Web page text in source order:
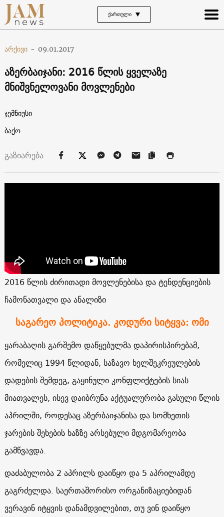
ᲥᲐᲠᲗᲣᲚᲘ
არქივი - 09.01.2017
აზერბაიჯანი: 2016 წლის ყველაზე
მნიშვნელოვანი მოვლენები
ჯემნიუსი
ბაქო
გაზიარება
2016 წლის ძირითადი მოვლენებისა და ტენდენციების
ჩამონათვალი და ანალიზი
საგარეო პოლიტიკა. კოდური სიტყვა: ომი
ყარაბაღის გარშემო დაწყებულმა დაპირისპირებამ,
რომელიც 1994 წლიდან, საზავო ხელშეკრეულების
დადების შემდეგ, გაყინული კონფლიქტების სიას
მიათვალეს, ისევ დაიბრუნა აქტუალურობა გასული წლის
აპრილში, როდესაც აზერბაიჯანისა და სომხეთის
ჯარების შეხების ხაზზე არსებული მდგომარეობა
გამწვავდა.
დაძაბულობა 2 აპრილს დაიწყო და 5 აპრილამდე
გაგრძელდა. საერთაშორისო ორგანიზაციებიდან
ვერავინ იტყვის დანამდვილებით, თუ ვინ დაიწყო